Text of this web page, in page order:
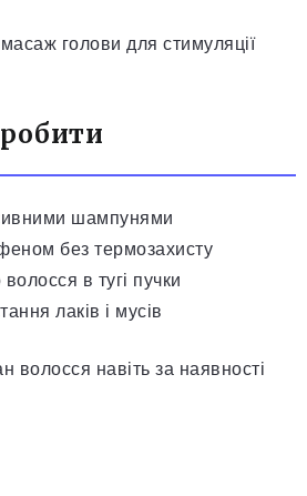
голови для стимуляції
шампунями
без термозахисту
в тугі пучки
лаків і мусів
волосся навіть за наявності